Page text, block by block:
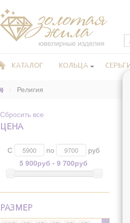
КАТАЛОГ КОЛЬЦА
Религия
Сбросить все
ЦЕНА
С по
руб
5 900руб - 9 700руб
РАЗМЕР